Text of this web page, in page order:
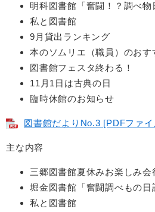
明科図書館「奮闘！？調べ物
私と図書館
9月貸出ランキング
本のソムリエ（職員）のおす
図書館フェスタ終わる！
11月1日は古典の日
臨時休館のお知らせ
図書館だよりNo.3 [PDFファ
主な内容
三郷図書館夏休みお楽しみ会
堀金図書館「奮闘調べもの
私と図書館